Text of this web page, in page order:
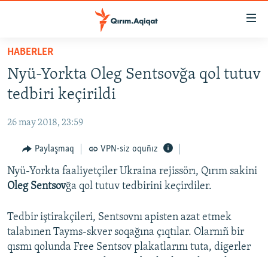
Esas
qaytmaq
Baş
qaytmaq
qaytmaq
SİYASET
CEMİYET
MEDENİYET
İNSAN AQLARI
VİDEO
SÜRET
BLOGLAR
HABERLER
Nyü-Yorkta Oleg Sentsovğa qol tutuv
tedbiri keçirildi
26 may 2018, 23:59
Paylaşmaq VPN-siz oquñız
Nyü-Yorkta faaliyetçiler Ukraina rejissörı, Qırım sakini
Oleg Sentsovğa qol tutuv tedbirini keçirdiler.
Tedbir iştirakçileri, Sentsovnı apisten azat etmek
talabınen Tayms-skver soqağına çıqtılar. Olarnıñ bir
qısmı qolunda Free Sentsov plakatlarını tuta, digerler